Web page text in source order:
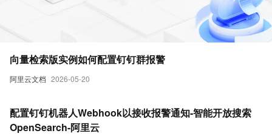
阿里云文档 2026-05-20
向量检索版实例如何配置钉钉群报警
配置钉钉机器人Webhook以接收报警通知-智能开放搜索
OpenSearch-阿里云